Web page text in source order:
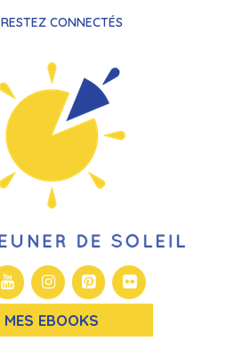
RESTEZ CONNECTÉS
MES EBOOKS